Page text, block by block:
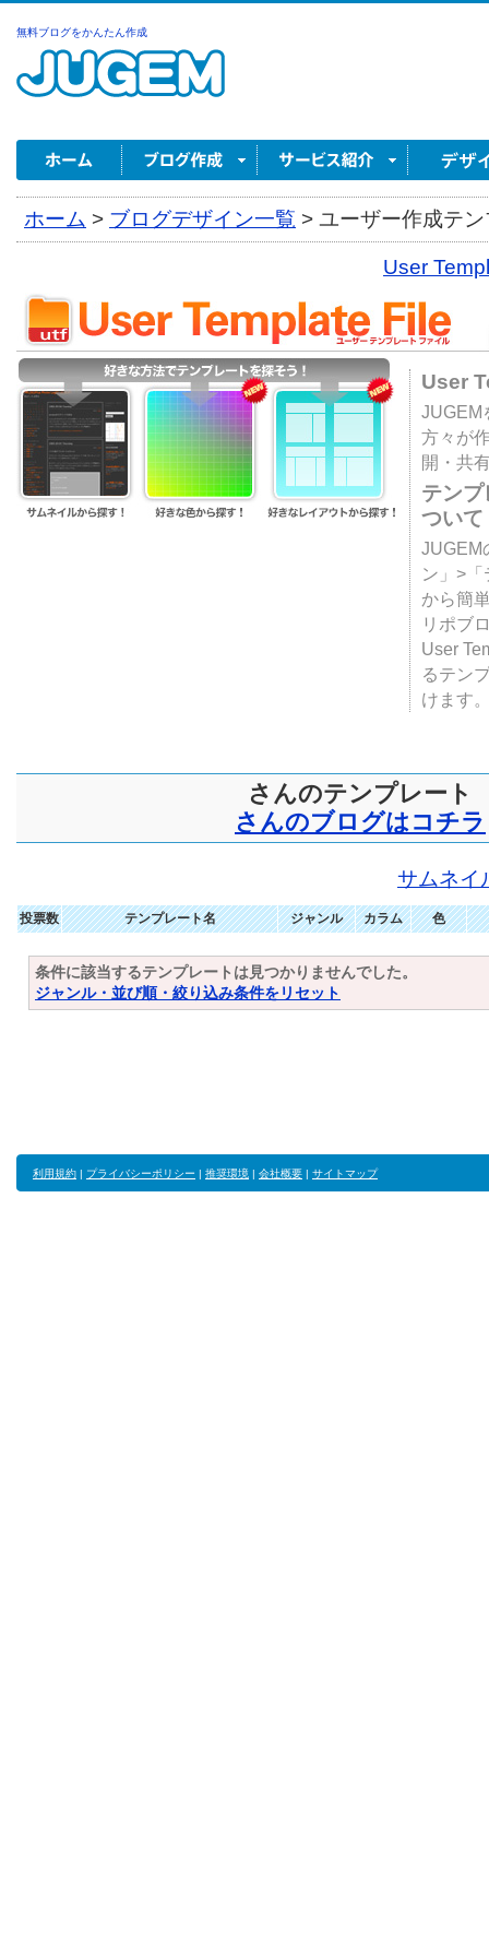
無料ブログをかんたん作成
ホーム > ブログデザイン一覧 > ユーザー作成テ
User
User
JUGEM
方々が
開・共
テン
ついて
JUGEM
ン」>
から簡
リポブ
User
るテン
けます
さんのテンプレート
さんのブログはコチラ
サムネイ
投票数 テンプレート名 ジャンル カラム 色
条件に該当するテンプレートは見つかりませんでした。
ジャンル・並び順・絞り込み条件をリセット
利用規約 | プライバシーポリシー | 推奨環境 | 会社概要 | サイトマップ